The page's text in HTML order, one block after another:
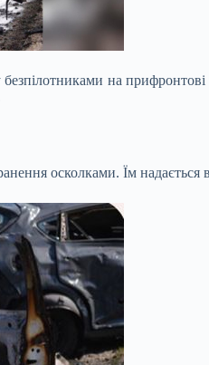
на
осколками. Їм надається